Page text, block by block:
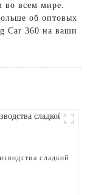
во всем мире.
об оптовых
Car 360 на ваши
сладкой